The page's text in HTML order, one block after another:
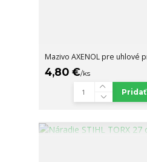
Mazivo AXENOL pre uhlové
4,80 €/ks